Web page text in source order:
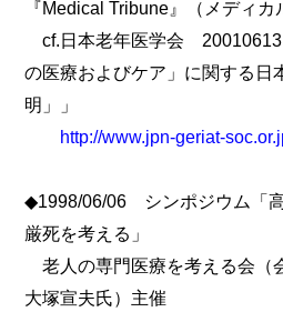
『Medical Tribune』（メディカ
cf.日本老年医学会
の医療およびケア」に関する日
明」」
http://www.jpn-geriat-
◆1998/06/06 シンポジウム「
厳死を考える」
老人の専門医療を考える会（
大塚宣夫氏）主催